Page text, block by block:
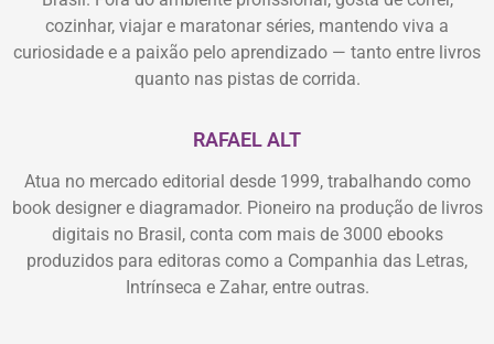
cozinhar, viajar e maratonar séries, mantendo viva a
curiosidade e a paixão pelo aprendizado — tanto entre livros
quanto nas pistas de corrida.
RAFAEL ALT
Atua no mercado editorial desde 1999, trabalhando como
book designer e diagramador. Pioneiro na produção de livros
digitais no Brasil, conta com mais de 3000 ebooks
produzidos para editoras como a Companhia das Letras,
Intrínseca e Zahar, entre outras.